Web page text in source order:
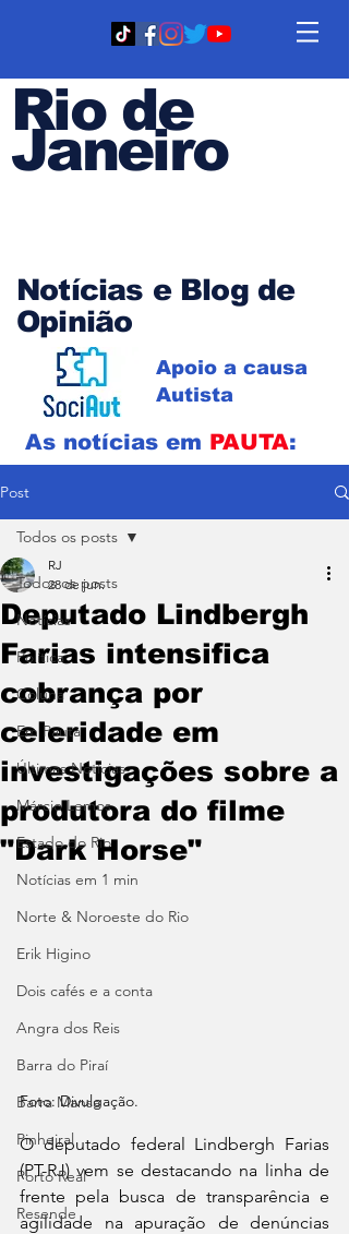
Rio de
Janeiro
Notícias e Blog de
Opinião
Apoio a causa
Autista
As notícias em PAUTA:
Post
Todos os posts
Notícias
Política
Coluna
Em Pauta
Últimas Notícias
Márcio Lemos
Estado do Rio
Notícias em 1 min
Norte & Noroeste do Rio
Erik Higino
Dois cafés e a conta
Angra dos Reis
Barra do Piraí
Barra Mansa
Pinheiral
Porto Real
Resende
Todos os posts
Deputado Lindbergh
Farias intensifica
cobrança por
celeridade em
investigações sobre a
produtora do filme
"Dark Horse"
RJ
28 de jun.
Foto: Divulgação.
O deputado federal Lindbergh Farias
(PT-RJ) vem se destacando na linha de
frente pela busca de transparência e
agilidade na apuração de denúncias